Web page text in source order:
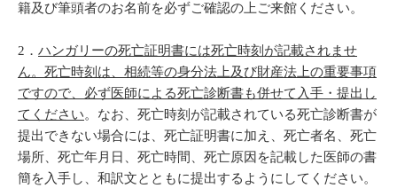
籍及び筆頭者のお名前を必ずご確認の上ご来館ください。
2 ． ハンガリーの死亡証明書には死亡時刻が記載されませ
ん。死亡時刻は、相続等の身分法上及び財産法上の重要事項
ですので、必ず医師による死亡診断書も併せて入手・提出し
てください。なお、死亡時刻が記載されている死亡診断書が
提出できない場合には、死亡証明書に加え、死亡者名、死亡
場所、死亡年月日、死亡時間、死亡原因を記載した医師の書
簡を入手し、和訳文とともに提出するようにしてください。